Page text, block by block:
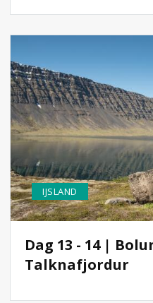
Dag 13 - 14 |
Talknafjordur
IJSLAND